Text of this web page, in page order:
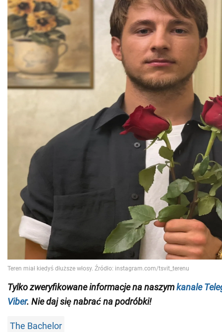
Tylko zweryfikowane informacje na naszymkanale
Viber. Nie daj się nabrać na podróbki!
The Bachelor